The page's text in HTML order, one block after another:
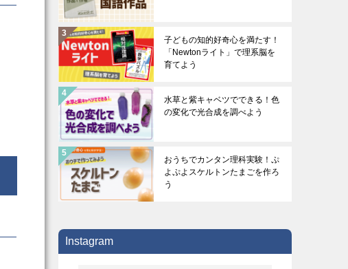
子どもの知的好奇心を満たす！
「Newtonライト」で理系脳を
育てよう
水草と紫キャベツでできる！色
の変化で光合成を調べよう
おうちでカンタン理科実験！ぷ
よぷよスケルトンたまごを作ろ
う
Instagram